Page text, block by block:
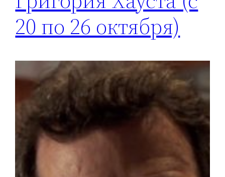
20 по 26 октября)